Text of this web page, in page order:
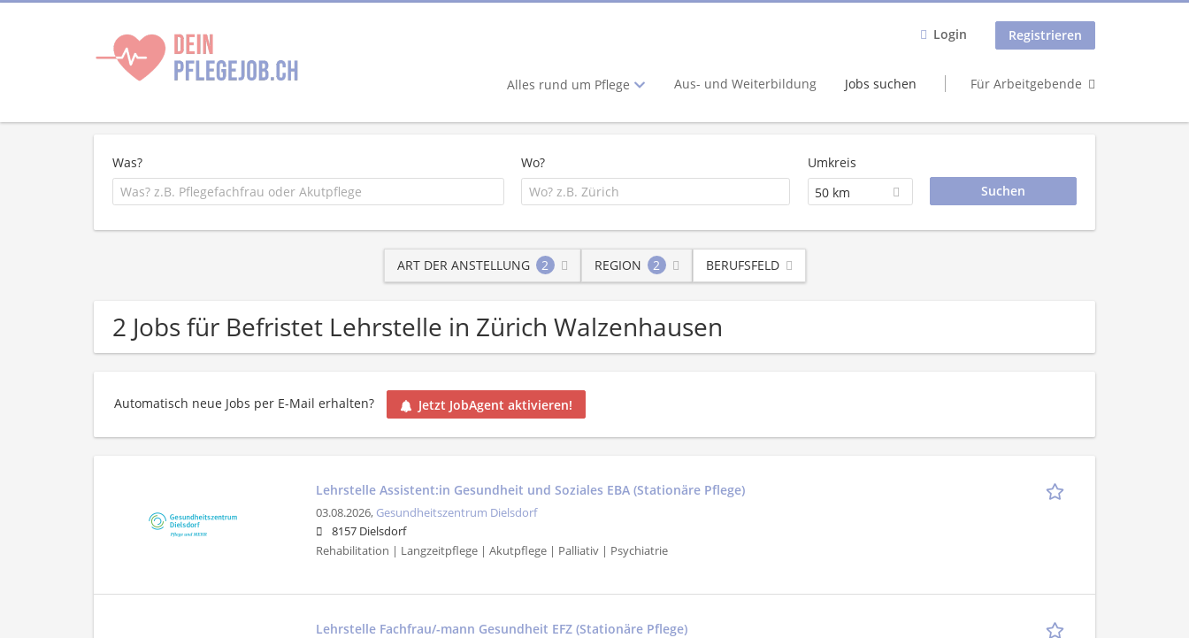
Login Registrieren
Alles rund um Pflege Aus- und Weiterbildung Jobs suchen Für Arbeitgebende
Was? Wo?
Umkreis
50 km
ART DER ANSTELLUNG 2 REGION 2 BERUFSFELD
2 Jobs für Befristet Lehrstelle in Zürich Walzenhausen
Automatisch neue Jobs per E-Mail erhalten? Jetzt JobAgent aktivieren!
Lehrstelle Assistent:in Gesundheit und Soziales EBA (Stationäre Pflege)
03.08.2026, Gesundheitszentrum Dielsdorf
8157 Dielsdorf
Rehabilitation | Langzeitpflege | Akutpflege | Palliativ | Psychiatrie
Lehrstelle Fachfrau/-mann Gesundheit EFZ (Stationäre Pflege)